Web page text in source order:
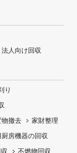
法人向け回収
り
物撤去
家財整理
厨房機器の回収
不燃物回収